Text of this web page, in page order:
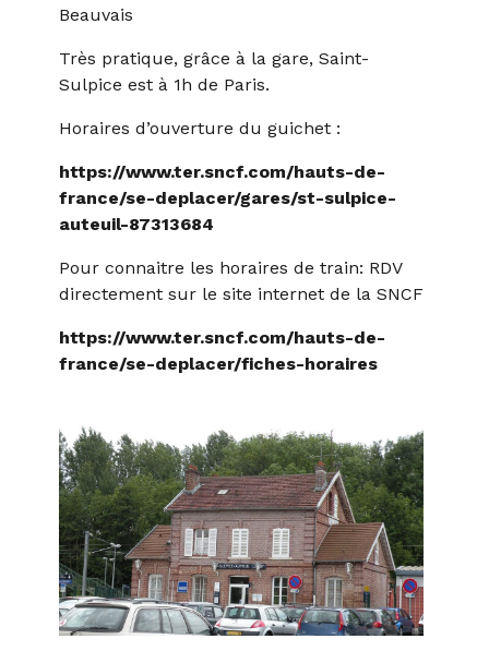
Beauvais
Très pratique, grâce à la gare, Saint-
Sulpice est à 1h de Paris.
Horaires d’ouverture du guichet :
https://www.ter.sncf.com/hauts-de-
france/se-deplacer/gares/st-sulpice-
auteuil-87313684
Pour connaitre les horaires de train: RDV
directement sur le site internet de la SNCF
https://www.ter.sncf.com/hauts-de-
france/se-deplacer/fiches-horaires